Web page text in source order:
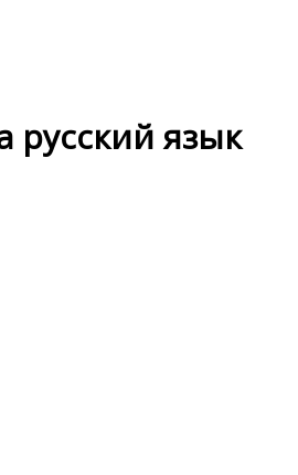
русский язык